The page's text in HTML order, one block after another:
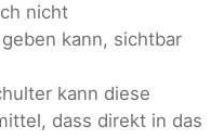
nicht
kann, sichtbar
kann diese
dass direkt in das